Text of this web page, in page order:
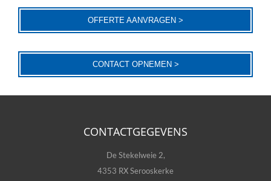
OFFERTE AANVRAGEN >
CONTACT OPNEMEN >
CONTACTGEGEVENS
De Stekelweie 2,
4353 RX Serooskerke